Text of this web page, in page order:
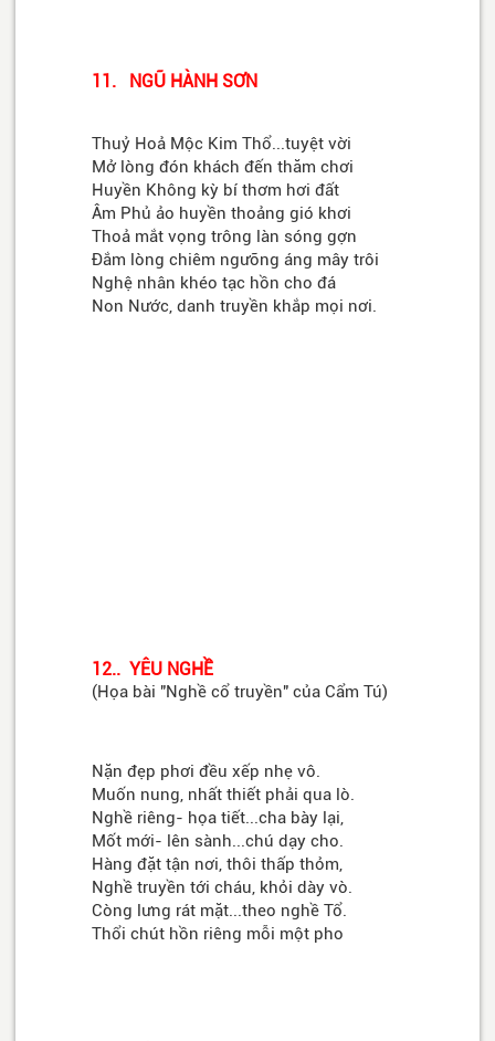
11. NGŨ HÀNH SƠN
Thuỷ Hoả Mộc Kim Thổ...tuyệt vời
Mở lòng đón khách đến thăm chơi
Huyền Không kỳ bí thơm hơi đất
Âm Phủ ảo huyền thoảng gió khơi
Thoả mắt vọng trông làn sóng gợn
Đắm lòng chiêm ngưỡng áng mây trôi
Nghệ nhân khéo tạc hồn cho đá
Non Nước, danh truyền khắp mọi nơi.
12.. YÊU NGHỀ
(Họa bài "Nghề cổ truyền" của Cẩm Tú)
Nặn đẹp phơi đều xếp nhẹ vô.
Muốn nung, nhất thiết phải qua lò.
Nghề riêng- họa tiết...cha bày lại,
Mốt mới- lên sành...chú dạy cho.
Hàng đặt tận nơi, thôi thấp thỏm,
Nghề truyền tới cháu, khỏi dày vò.
Còng lưng rát mặt...theo nghề Tổ.
Thổi chút hồn riêng mỗi một pho